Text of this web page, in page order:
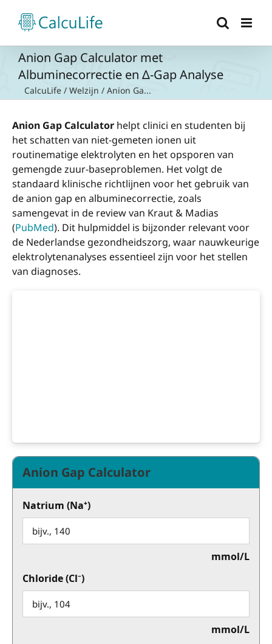
naar
inhoud
Anion Gap Calculator met
Albuminecorrectie en Δ-Gap Analyse
CalcuLife / Welzijn / Anion Ga...
Anion Gap Calculator helpt clinici en studenten bij
het schatten van niet-gemeten ionen uit
routinematige elektrolyten en het opsporen van
gemengde zuur-baseproblemen. Het volgt de
standaard klinische richtlijnen voor het gebruik van
de anion gap en albuminecorrectie, zoals
samengevat in de review van Kraut & Madias
(PubMed). Dit hulpmiddel is bijzonder relevant voor
de Nederlandse gezondheidszorg, waar nauwkeurige
elektrolytenanalyses essentieel zijn voor het stellen
van diagnoses.
Anion Gap Calculator
Natrium (Na⁺)
mmol/L
Chloride (Cl⁻)
mmol/L